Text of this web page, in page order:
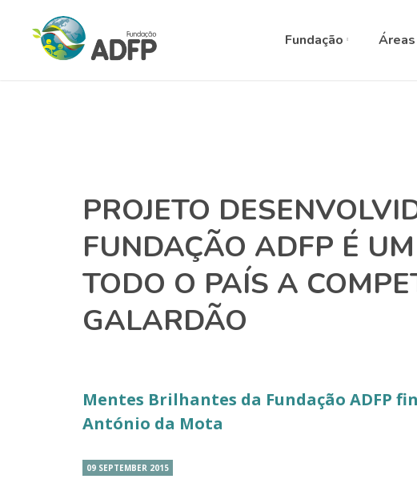
Fundação
PROJETO
FUNDAÇÃO ADFP É
TODO O PAÍS A
GALARDÃO
Mentes Brilhantes da Fundação ADFP
António da Mota
09 SEPTEMBER 2015